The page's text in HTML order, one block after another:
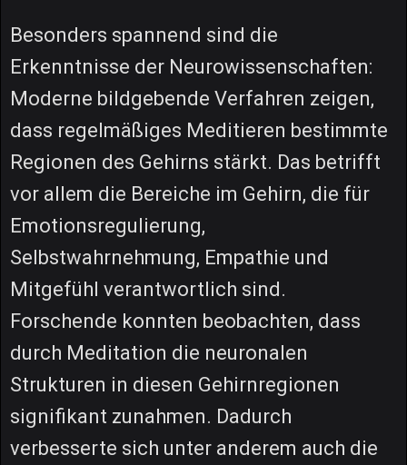
Besonders spannend sind die
Erkenntnisse der Neurowissenschaften:
Moderne bildgebende Verfahren zeigen,
dass regelmäßiges Meditieren bestimmte
Regionen des Gehirns stärkt. Das betrifft
vor allem die Bereiche im Gehirn, die für
Emotionsregulierung,
Selbstwahrnehmung, Empathie und
Mitgefühl verantwortlich sind.
Forschende konnten beobachten, dass
durch Meditation die neuronalen
Strukturen in diesen Gehirnregionen
signifikant zunahmen. Dadurch
verbesserte sich unter anderem auch die